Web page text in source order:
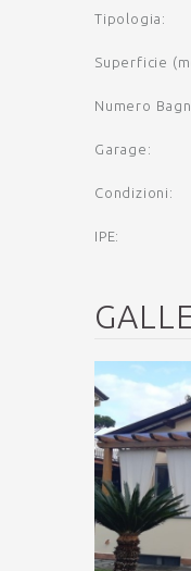
Tipologia :
Superficie
Numero
Garage :
Condizioni :
IPE: